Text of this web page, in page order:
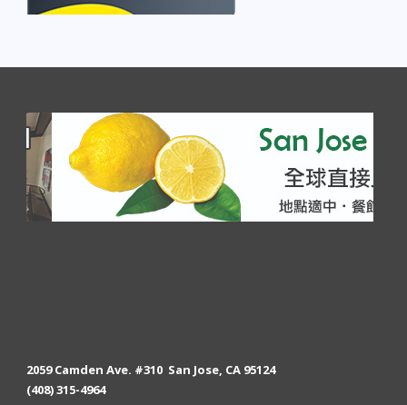
2059 Camden Ave. #310 San Jose, CA 95124
(408) 315-4964